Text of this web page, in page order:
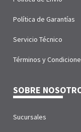
Política de Garantías
Servicio Técnico
Términos y
SOBRE
Sucursales